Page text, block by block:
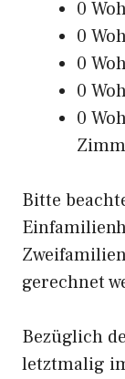
0
0
0
0
0
Bitte
gerechnet
Bezüglich
letztmalig